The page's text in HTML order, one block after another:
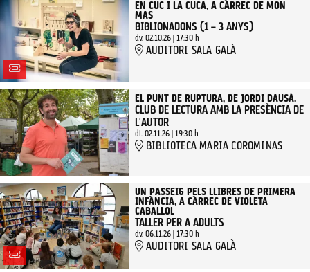
EN CUC I LA CUCA, A CÀRREC DE MON
MAS
BIBLIONADONS (1 – 3 ANYS)
dv. 02.10.26| 17:30 h
AUDITORI SALA GALÀ
EL PUNT DE RUPTURA, DE JORDI DAUSÀ.
CLUB DE LECTURA AMB LA PRESÈNCIA DE
L'AUTOR
dl. 02.11.26| 19:30 h
BIBLIOTECA MARIA COROMINAS
UN PASSEIG PELS LLIBRES DE PRIMERA
INFÀNCIA, A CÀRREC DE VIOLETA
CABALLOL
TALLER PER A ADULTS
dv. 06.11.26| 17:30 h
AUDITORI SALA GALÀ